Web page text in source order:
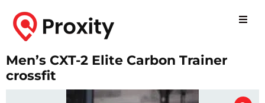
Men’s CXT-2 Elite Carbon Trainer
crossfit